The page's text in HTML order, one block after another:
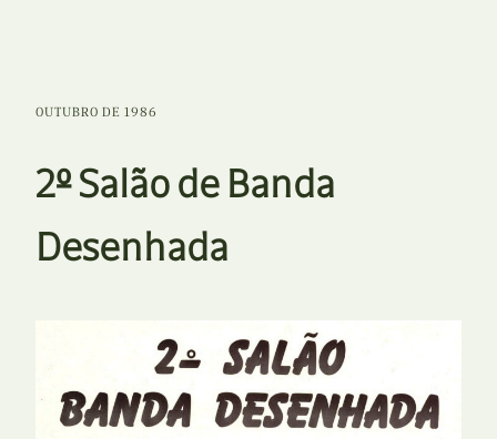
OUTUBRO DE 1986
2º Salão de Banda
Desenhada